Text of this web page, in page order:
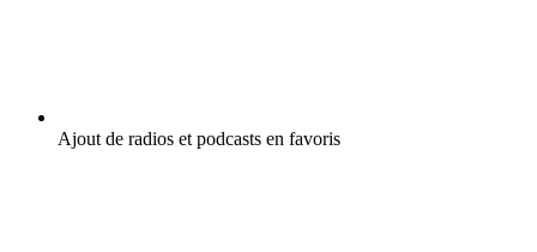
Ajout de radios et podcasts en favoris